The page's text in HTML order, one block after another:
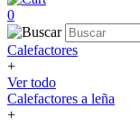
0
Calefactores
+
Ver todo
Calefactores a leña
+